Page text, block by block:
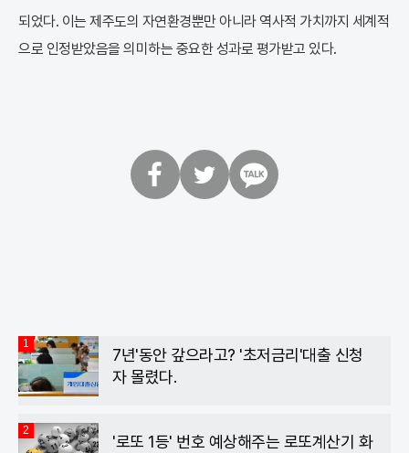
되었다. 이는 제주도의 자연환경뿐만 아니라 역사적 가치까지 세계적
으로 인정받았음을 의미하는 중요한 성과로 평가받고 있다.
1
7년'동안 갚으라고? '초저금리'대출 신청
자 몰렸다.
2
'로또 1등' 번호 예상해주는 로또계산기 화